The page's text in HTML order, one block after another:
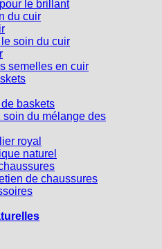
le brillant
du cuir
soin du cuir
semelles en cuir
baskets
soin du mélange des
royal
naturel
de chaussures